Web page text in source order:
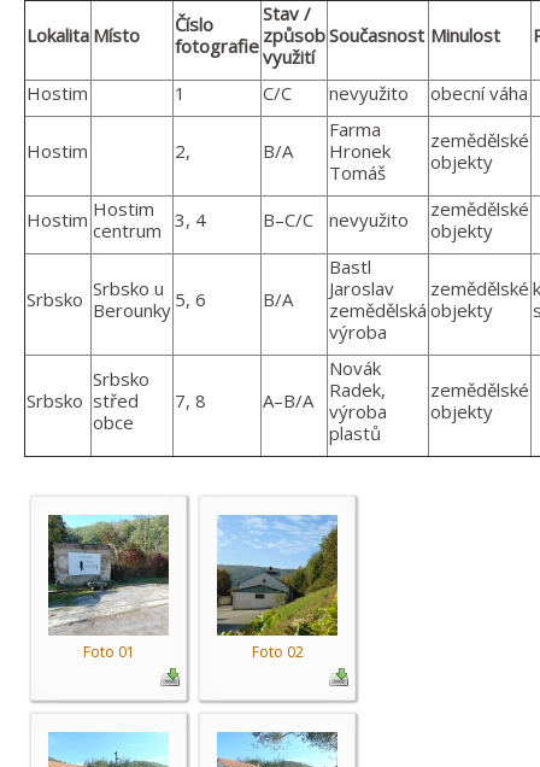
Lokalita Místo
Číslo
fotografie
Stav /
způsob
využití
Současnost Minulost
Hostim 1 C/C nevyužito obecní váha
Hostim 2, B/A
Farma
Hronek
Tomáš
zemědělské
objekty
Hostim Hostim
centrum 3, 4 B–C/C nevyužito
zemědělské
objekty
Srbsko Srbsko u
Berounky 5, 6 B/A
Bastl
Jaroslav
zemědělská
výroba
zemědělské
objekty
Srbsko
Srbsko
střed
obce
7, 8 A–B/A
Novák
Radek,
výroba
plastů
zemědělské
objekty
Foto 01 Foto 02